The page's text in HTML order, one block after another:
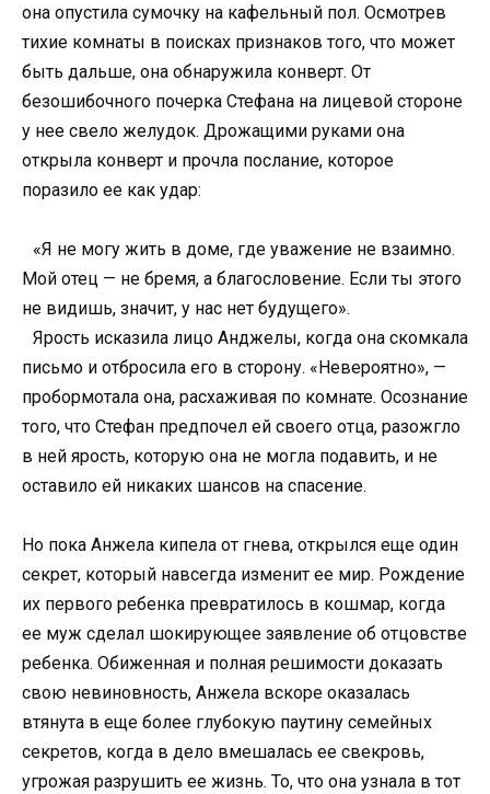
она опустила сумочку на кафельный пол. Осмотрев
тихие комнаты в поисках признаков того, что может
быть дальше, она обнаружила конверт. От
безошибочного почерка Стефана на лицевой стороне
у нее свело желудок. Дрожащими руками она
открыла конверт и прочла послание, которое
поразило ее как удар:
«Я не могу жить в доме, где уважение не взаимно.
Мой отец — не бремя, а благословение. Если ты этого
не видишь, значит, у нас нет будущего».
Ярость исказила лицо Анджелы, когда она скомкала
письмо и отбросила его в сторону. «Невероятно», —
пробормотала она, расхаживая по комнате. Осознание
того, что Стефан предпочел ей своего отца, разожгло
в ней ярость, которую она не могла подавить, и не
оставило ей никаких шансов на спасение.
Но пока Анжела кипела от гнева, открылся еще один
секрет, который навсегда изменит ее мир. Рождение
их первого ребенка превратилось в кошмар, когда
ее муж сделал шокирующее заявление об отцовстве
ребенка. Обиженная и полная решимости доказать
свою невиновность, Анжела вскоре оказалась
втянута в еще более глубокую паутину семейных
секретов, когда в дело вмешалась ее свекровь,
угрожая разрушить ее жизнь. То, что она узнала в тот